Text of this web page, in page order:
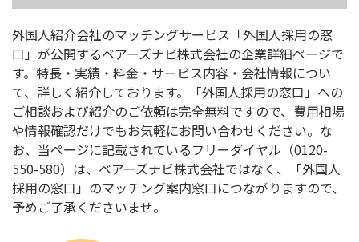
外国人紹介会社のマッチングサービス「外国人採用の窓
口」が公開するベアーズナビ株式会社の企業詳細ページで
す。特長・実績・料金・サービス内容・会社情報につい
て、詳しく紹介しております。「外国人採用の窓口」への
ご相談および紹介のご依頼は完全無料ですので、費用相場
や情報確認だけでもお気軽にお問い合わせください。な
お、当ページに記載されているフリーダイヤル（0120-
550-580）は、ベアーズナビ株式会社ではなく、「外国人
採用の窓口」のマッチング案内窓口につながりますので、
予めご了承くださいませ。